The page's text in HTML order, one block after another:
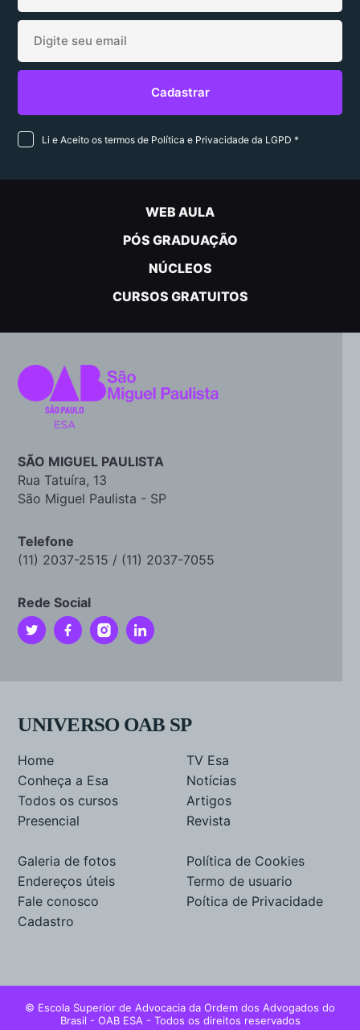
Li e Aceito os termos de Política e Privacidade da LGPD *
WEB AULA
PÓS GRADUAÇÃO
NÚCLEOS
CURSOS GRATUITOS
SÃO MIGUEL PAULISTA
Rua Tatuíra, 13
São Miguel Paulista - SP
Telefone
(11) 2037-2515 / (11) 2037-7055
Rede Social
UNIVERSO OAB SP
Home
Conheça a Esa
Todos os cursos
Presencial
TV Esa
Notícias
Artigos
Revista
Galeria de fotos
Endereços úteis
Fale conosco
Cadastro
Política de Cookies
Termo de usuario
Poítica de Privacidade
© Escola Superior de Advocacia da Ordem dos Advogados do
Brasil - OAB ESA - Todos os direitos reservados